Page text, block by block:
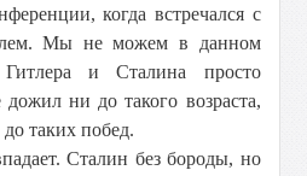
когда встречался с
Мы не можем в данном
Гитлера и Сталина просто
ни до такого возраста,
таких побед.
Сталин без бороды, но